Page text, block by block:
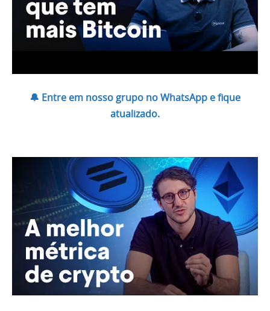
🔔 Entre em nosso grupo no WhatsApp e fique
atualizado.